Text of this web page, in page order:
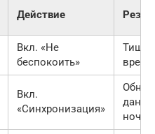
Действие
Вкл. «Не
беспокоить»
Вкл.
«Синхронизация»
ночью